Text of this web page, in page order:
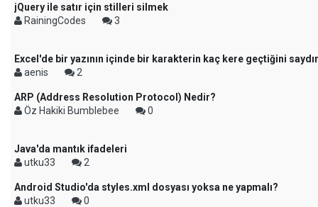
jQuery ile satır için stilleri silmek
RainingCodes
3
Excel'de bir yazının içinde bir karakterin kaç kere geçtiğini
aenis
2
ARP (Address Resolution Protocol) Nedir?
Öz Hakiki Bumblebee
0
Java'da mantık ifadeleri
utku33
2
Android Studio'da styles.xml dosyası yoksa ne yapmalı?
utku33
0